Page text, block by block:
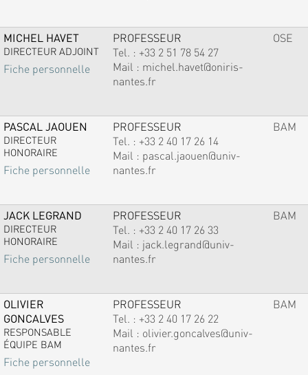
MICHEL HAVET
DIRECTEUR ADJOINT
Fiche personnelle
PROFESSEUR
Tel. : +33 2 51 78 54 27
Mail : michel.havet@oniris-
nantes.fr
OSE
PASCAL JAOUEN
DIRECTEUR
HONORAIRE
Fiche personnelle
PROFESSEUR
Tel. : +33 2 40 17 26 14
Mail : pascal.jaouen@univ-
nantes.fr
BAM
JACK LEGRAND
DIRECTEUR
HONORAIRE
Fiche personnelle
PROFESSEUR
Tel. : +33 2 40 17 26 33
Mail : jack.legrand@univ-
nantes.fr
BAM
OLIVIER
GONCALVES
RESPONSABLE
ÉQUIPE BAM
Fiche personnelle
PROFESSEUR
Tel. : +33 2 40 17 26 22
Mail : olivier.goncalves@univ-
nantes.fr
BAM